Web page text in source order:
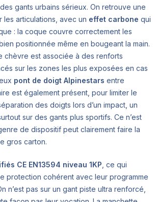
gants urbains sérieux. On retrouve une
articulations, avec un effet carbone qui
: la coque couvre correctement les
positionnée même en bougeant la main.
chèvre est associée à des renforts
sur les zones les plus exposées en cas
pont de doigt Alpinestars entre
est également présent, pour limiter le
des doigts lors d’un impact, un
sur des gants plus sportifs. Ce n’est
de dispositif peut clairement faire la
gros carton.
CE EN13594 niveau 1KP, ce qui
protection cohérent avec leur programme
n’est pas sur un gant piste ultra renforcé,